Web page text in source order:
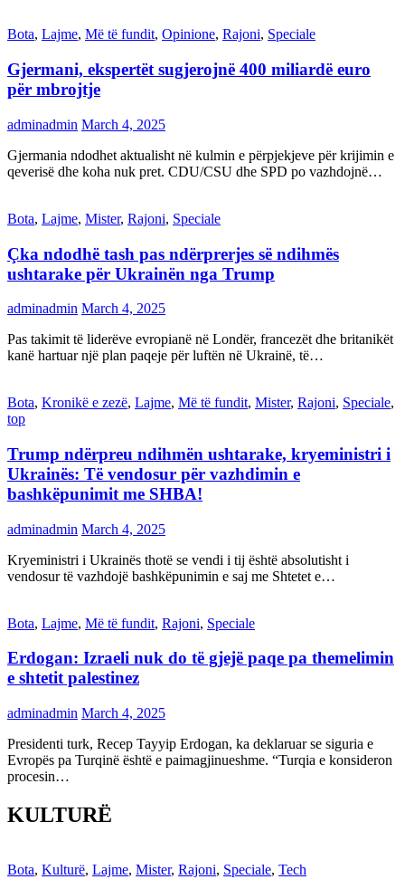
Bota, Lajme, Më të fundit, Opinione, Rajoni, Speciale
Gjermani, ekspertët sugjerojnë 400 miliardë euro
për mbrojtje
adminadmin March 4, 2025
Gjermania ndodhet aktualisht në kulmin e përpjekjeve për krijimin e
qeverisë dhe koha nuk pret. CDU/CSU dhe SPD po vazhdojnë…
Bota, Lajme, Mister, Rajoni, Speciale
Çka ndodhë tash pas ndërprerjes së ndihmës
ushtarake për Ukrainën nga Trump
adminadmin March 4, 2025
Pas takimit të liderëve evropianë në Londër, francezët dhe britanikët
kanë hartuar një plan paqeje për luftën në Ukrainë, të…
Bota, Kronikë e zezë, Lajme, Më të fundit, Mister, Rajoni, Speciale,
top
Trump ndërpreu ndihmën ushtarake, kryeministri i
Ukrainës: Të vendosur për vazhdimin e
bashkëpunimit me SHBA!
adminadmin March 4, 2025
Kryeministri i Ukrainës thotë se vendi i tij është absolutisht i
vendosur të vazhdojë bashkëpunimin e saj me Shtetet e…
Bota, Lajme, Më të fundit, Rajoni, Speciale
Erdogan: Izraeli nuk do të gjejë paqe pa themelimin
e shtetit palestinez
adminadmin March 4, 2025
Presidenti turk, Recep Tayyip Erdogan, ka deklaruar se siguria e
Evropës pa Turqinë është e paimagjinueshme. “Turqia e konsideron
procesin…
KULTURË
Bota, Kulturë, Lajme, Mister, Rajoni, Speciale, Tech